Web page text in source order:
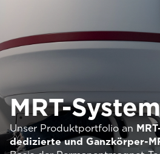
MRT-
Unser Produktportfolio an
dedizierte und Ganzkörper-